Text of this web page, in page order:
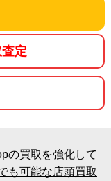
定
の買取を強化して
も可能な店頭買取